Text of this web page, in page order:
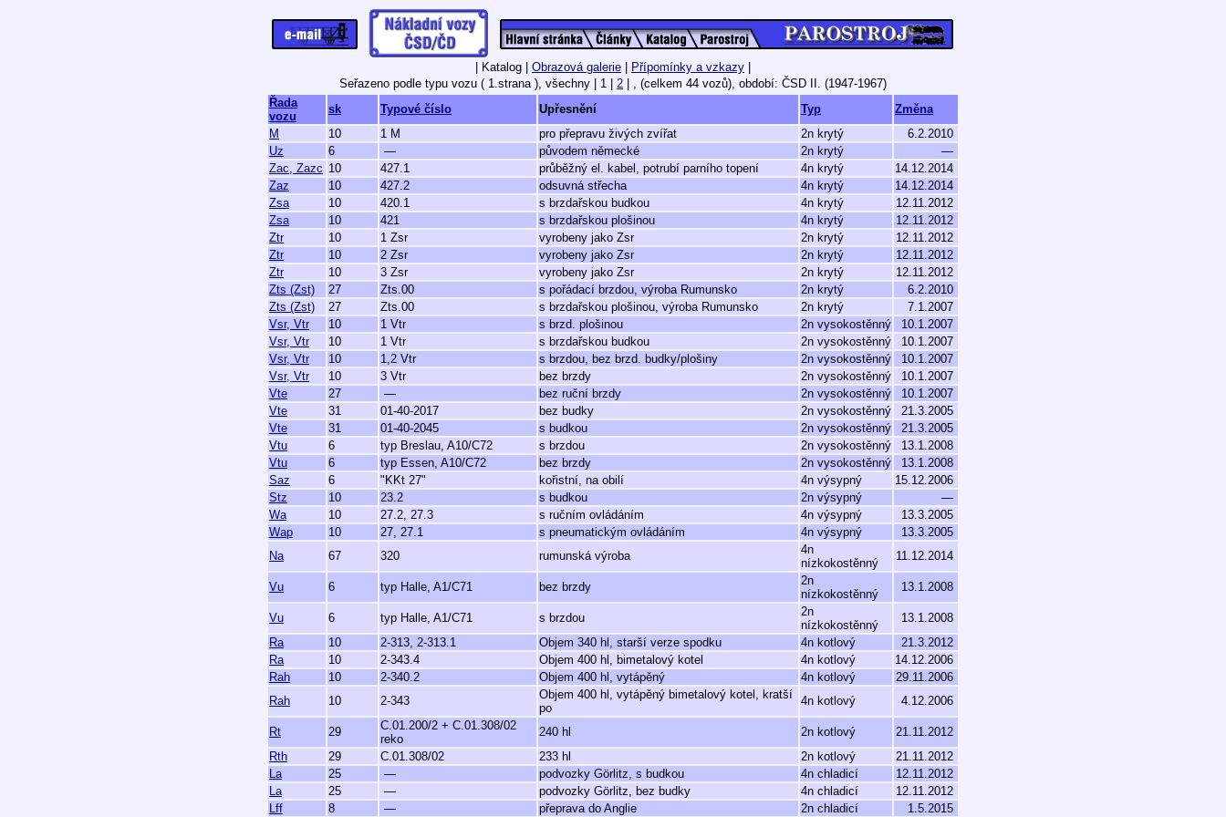
| Katalog | Obrazová galerie Přípomínky a vzkazy
Seřazeno podle typu vozu ( 1.strana ), všechny
| 1 | 2 | , (celkem 44 vozů), období: ČSD II. (1947-1967)
Řada
vozu
sk Typové číslo Upřesnění Typ
Změna
M
10 1 M pro přepravu živých zvířat 2n krytý
6.2.2010
Uz
6 — původem německé 2n krytý
—
Zac, Zazc 10 427.1 průběžný el. kabel, potrubí parního topení 4n krytý
14.12.2014
Zaz
10 427.2 odsuvná střecha 4n krytý
14.12.2014
Zsa
10 420.1 s brzdařskou budkou 4n krytý
12.11.2012
Zsa
10 421 s brzdařskou plošinou 4n krytý
12.11.2012
Ztr
10 1 Zsr vyrobeny jako Zsr 2n krytý
12.11.2012
Ztr
10 2 Zsr vyrobeny jako Zsr 2n krytý
12.11.2012
Ztr
10 3 Zsr vyrobeny jako Zsr 2n krytý
12.11.2012
Zts (Zst)
27 Zts.00 s pořádací brzdou, výroba Rumunsko 2n krytý
6.2.2010
Zts (Zst)
27 Zts.00 s brzdařskou plošinou, výroba Rumunsko 2n krytý
7.1.2007
Vsr, Vtr
10 1 Vtr s brzd. plošinou 2n vysokostěnný
10.1.2007
Vsr, Vtr
10 1 Vtr s brzdařskou budkou 2n vysokostěnný
10.1.2007
Vsr, Vtr
10 1,2 Vtr s brzdou, bez brzd. budky/plošiny 2n vysokostěnný
10.1.2007
Vsr, Vtr
10 3 Vtr bez brzdy 2n vysokostěnný
10.1.2007
Vte
27 — bez ruční brzdy 2n vysokostěnný
10.1.2007
Vte
31 01-40-2017 bez budky 2n vysokostěnný
21.3.2005
Vte
31 01-40-2045 s budkou 2n vysokostěnný
21.3.2005
Vtu
6 typ Breslau, A10/C72 s brzdou 2n vysokostěnný
13.1.2008
Vtu
6 typ Essen, A10/C72 bez brzdy 2n vysokostěnný
13.1.2008
Saz
6 "KKt 27" kořistní, na obilí 4n výsypný
15.12.2006
Stz
10 23.2 s budkou 2n výsypný
—
Wa
10 27.2, 27.3 s ručním ovládáním 4n výsypný
13.3.2005
Wap
10 27, 27.1 s pneumatickým ovládáním 4n výsypný
13.3.2005
Na
67 320 rumunská výroba
4n
nízkokostěnný
11.12.2014
Vu 6 typ Halle, A1/C71 bez brzdy
2n
nízkokostěnný
13.1.2008
Vu 6 typ Halle, A1/C71 s brzdou
2n
nízkokostěnný
13.1.2008
Ra
10 2-313, 2-313.1 Objem 340 hl, starší verze spodku 4n kotlový
21.3.2012
Ra
10 2-343.4 Objem 400 hl, bimetalový kotel 4n kotlový
14.12.2006
Rah
10 2-340.2 Objem 400 hl, vytápěný 4n kotlový
29.11.2006
Rah
10 2-343
Objem 400 hl, vytápěný bimetalový kotel, kratší
po
4n kotlový 4.12.2006
Rt 29
C.01.200/2 + C.01.308/02
reko
240 hl 2n kotlový
21.11.2012
Rth
29 C.01.308/02 233 hl 2n kotlový
21.11.2012
La
25 — podvozky Görlitz, s budkou 4n chladicí
12.11.2012
La
25 — podvozky Görlitz, bez budky 4n chladicí
12.11.2012
Lff
8 — přeprava do Anglie 2n chladicí 1.5.2015